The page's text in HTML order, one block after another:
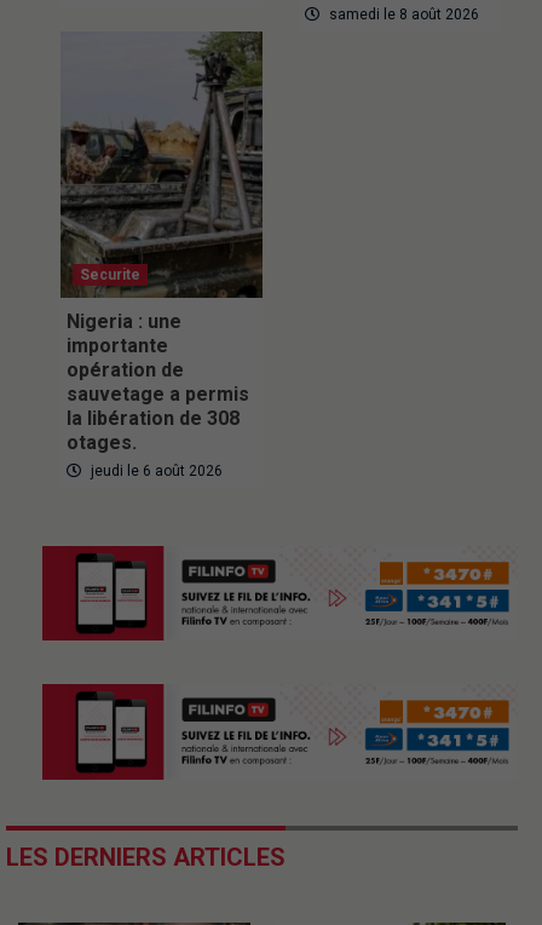
samedi le 8 août 2026
Securite
Nigeria : une
importante
opération de
sauvetage a permis
la libération de 308
otages.
jeudi le 6 août 2026
LES DERNIERS ARTICLES